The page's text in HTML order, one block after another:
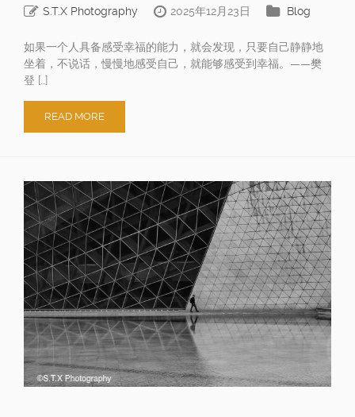
S.T.X Photography 2025年12月23日 Blog
如果一个人具备感受幸福的能力，就会发现，只要自己静静地
坐着，不说话，慢慢地感受自己，就能够感受到幸福。——樊
登 […]
READ MORE